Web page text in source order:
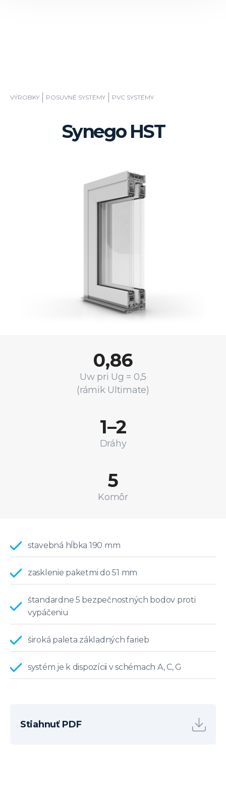
VÝROBKY POSUVNÉ SYSTÉMY PVC SYSTÉMY
Synego HST
0,86
Uw pri Ug = 0,5
(rámik Ultimate)
1–2
Dráhy
5
Komôr
stavebná hĺbka 190 mm
zasklenie paketmi do 51 mm
štandardne 5 bezpečnostných bodov proti
vypáčeniu
široká paleta základných farieb
systém je k dispozícii v schémach A, C, G
Stiahnuť PDF